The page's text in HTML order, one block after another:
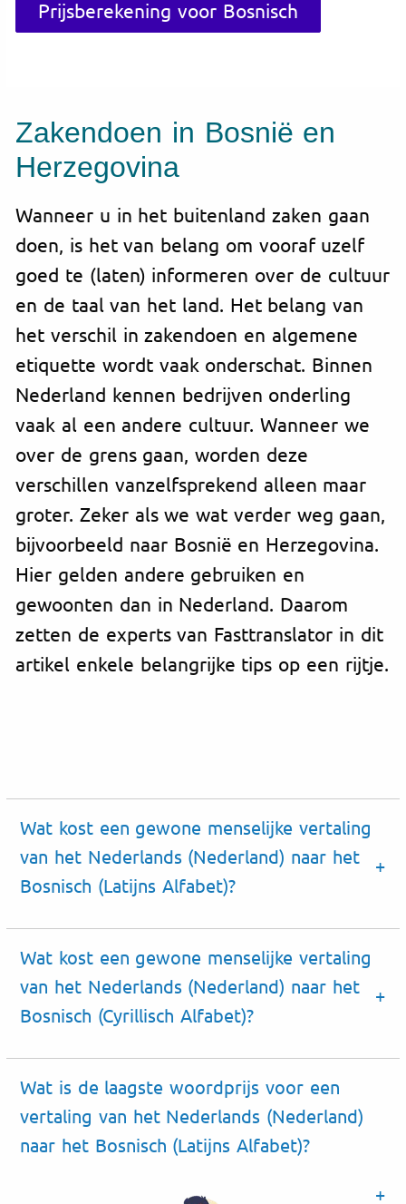
Prijsberekening voor Bosnisch
Zakendoen in Bosnië en
Herzegovina
Wanneer u in het buitenland zaken gaan
doen, is het van belang om vooraf uzelf
goed te (laten) informeren over de cultuur
en de taal van het land. Het belang van
het verschil in zakendoen en algemene
etiquette wordt vaak onderschat. Binnen
Nederland kennen bedrijven onderling
vaak al een andere cultuur. Wanneer we
over de grens gaan, worden deze
verschillen vanzelfsprekend alleen maar
groter. Zeker als we wat verder weg gaan,
bijvoorbeeld naar Bosnië en Herzegovina.
Hier gelden andere gebruiken en
gewoonten dan in Nederland. Daarom
zetten de experts van Fasttranslator in dit
artikel enkele belangrijke tips op een rijtje.
Wat kost een gewone menselijke vertaling
van het Nederlands (Nederland) naar het
Bosnisch (Latijns Alfabet)?
Wat kost een gewone menselijke vertaling
van het Nederlands (Nederland) naar het
Bosnisch (Cyrillisch Alfabet)?
Wat is de laagste woordprijs voor een
vertaling van het Nederlands (Nederland)
naar het Bosnisch (Latijns Alfabet)?